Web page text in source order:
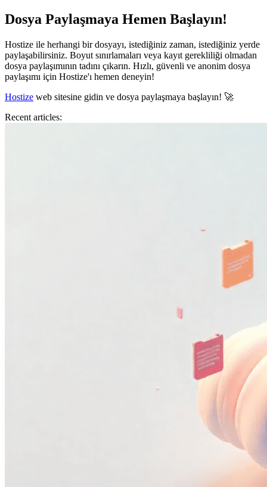
Dosya Paylaşmaya Hemen Başlayın!
Hostize ile herhangi bir dosyayı, istediğiniz zaman, istediğiniz yerde
paylaşabilirsiniz. Boyut sınırlamaları veya kayıt gerekliliği olmadan
dosya paylaşımının tadını çıkarın. Hızlı, güvenli ve anonim dosya
paylaşımı için Hostize'ı hemen deneyin!
Hostize web sitesine gidin ve dosya paylaşmaya başlayın! 🚀
Recent articles: